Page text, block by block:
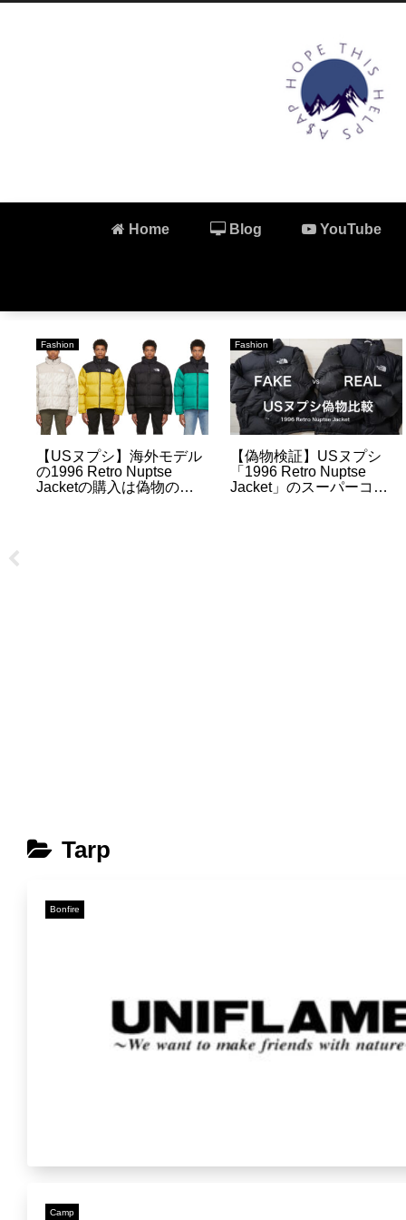
Home Blog YouTube
Fashion
【USヌプシ】海外モデル
の1996 Retro Nuptse
Jacketの購入は偽物の心
Fashion
【偽物検証】USヌプシ
「1996 Retro Nuptse
Jacket」のスーパーコピ
Tarp
Bonfire
Camp